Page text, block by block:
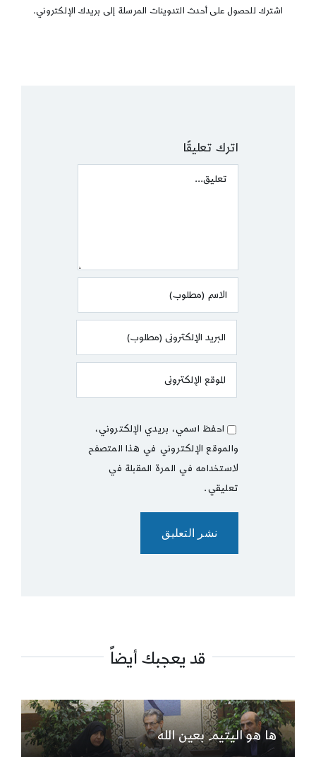
اشترك للحصول على أحدث التدوينات المرسلة إلى بريدك الإلكتروني.
اترك تعليقًا
Comment
احفظ اسمي، بريدي الإلكتروني،
والموقع الإلكتروني في هذا المتصفح
لاستخدامه في المرة المقبلة في
تعليقي.
قد يعجبك أيضاً
ها هو اليتيم بعين الله